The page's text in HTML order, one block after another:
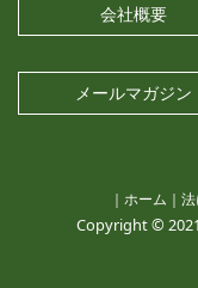
会社概要
メールマガジン
｜ ホーム ｜
Copyright ©